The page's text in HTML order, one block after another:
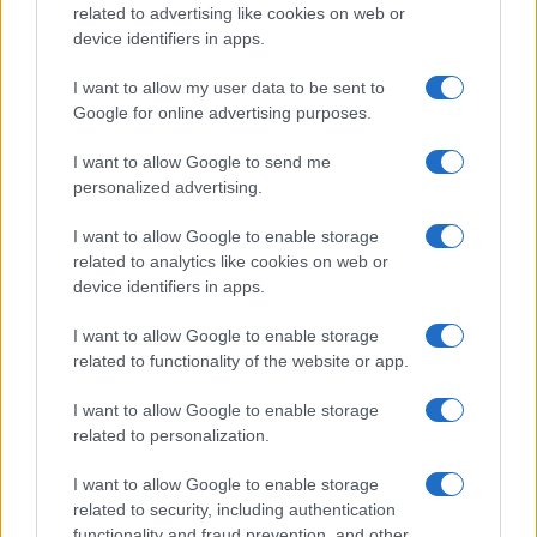
related to advertising like cookies on web or
device identifiers in apps.
I want to allow my user data to be sent to
Google for online advertising purposes.
I want to allow Google to send me
personalized advertising.
I want to allow Google to enable storage
related to analytics like cookies on web or
device identifiers in apps.
I want to allow Google to enable storage
related to functionality of the website or app.
I want to allow Google to enable storage
related to personalization.
I want to allow Google to enable storage
related to security, including authentication
distanza, conclude: ah, è un’arma di distrazione di
massa (e maledetto il giorno che 20 anni fa
inventai questa formula e subito il Travaglio,
come d’abitudine, me la scippò).
No, siamo molto oltre, troppo oltre, la distrazione
abusata. Siamoalla discesa negli inferi, siamo al
pandemonio che è il mondo invertito, non al
passivo di canne di Fedez, siamo alla ridda dei
diavoli che godono nella coprofilia, che si
eccitano con le loro feci. Siamo alla
lobotomizzazione praticata e irreversibile, anzi
obbligata come un dovere morale, un dovere
militante. Pagine e pagine per capire se un Effe si